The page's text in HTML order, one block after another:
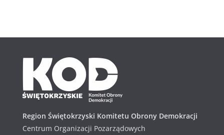
u
Region Świętokrzyski Komitetu Obrony Demokracji
Centrum Organizacji Pozarządowych